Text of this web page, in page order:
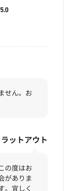
5.0
せん。お
の度はお
がありま
。宜しく
ットアウト